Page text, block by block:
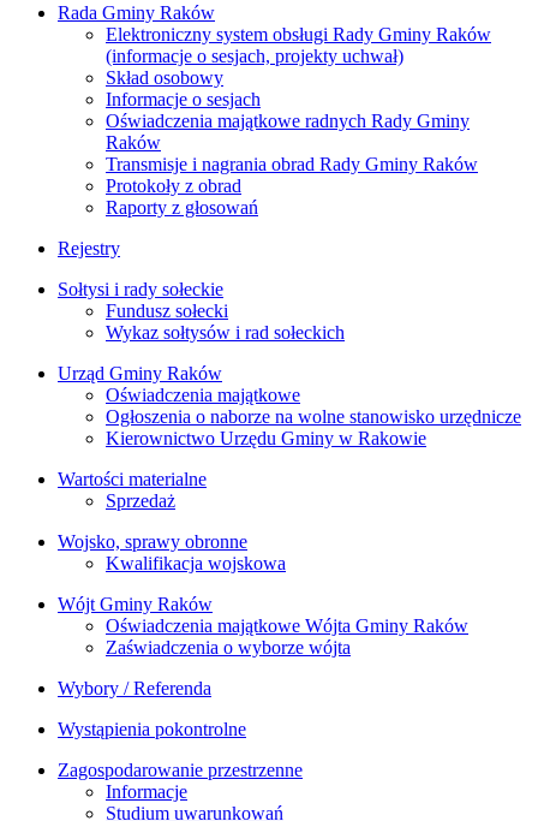
Rada Gminy Raków
Elektroniczny system obsługi Rady Gminy Raków
(informacje o sesjach, projekty uchwał)
Skład osobowy
Informacje o sesjach
Oświadczenia majątkowe radnych Rady Gminy
Raków
Transmisje i nagrania obrad Rady Gminy Raków
Protokoły z obrad
Raporty z głosowań
Rejestry
Sołtysi i rady sołeckie
Fundusz sołecki
Wykaz sołtysów i rad sołeckich
Urząd Gminy Raków
Oświadczenia majątkowe
Ogłoszenia o naborze na wolne stanowisko urzędnicze
Kierownictwo Urzędu Gminy w Rakowie
Wartości materialne
Sprzedaż
Wojsko, sprawy obronne
Kwalifikacja wojskowa
Wójt Gminy Raków
Oświadczenia majątkowe Wójta Gminy Raków
Zaświadczenia o wyborze wójta
Wybory / Referenda
Wystąpienia pokontrolne
Zagospodarowanie przestrzenne
Informacje
Studium uwarunkowań